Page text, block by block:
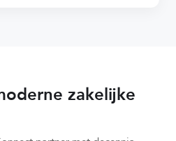
zakelijke